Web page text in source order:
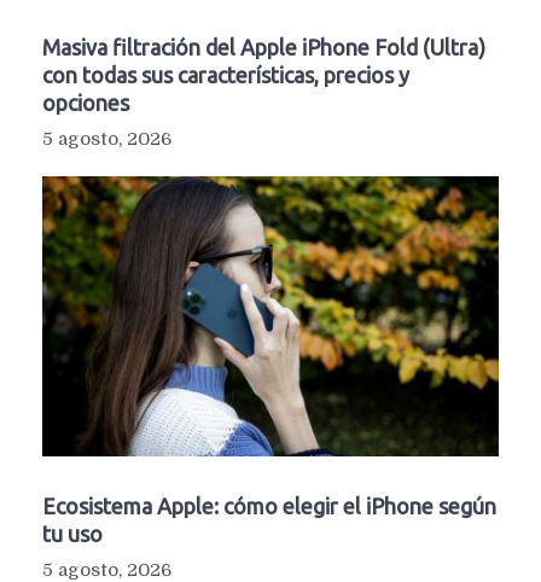
Masiva filtración del Apple iPhone Fold (Ultra)
con todas sus características, precios y
opciones
5 agosto, 2026
Ecosistema Apple: cómo elegir el iPhone según
tu uso
5 agosto, 2026